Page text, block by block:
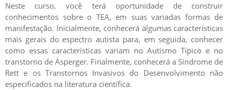
Neste curso, você terá oportunidade de construir
conhecimentos sobre o TEA, em suas variadas formas de
manifestação. Inicialmente, conhecerá algumas características
mais gerais do espectro autista para, em seguida, conhecer
como essas características variam no Autismo Típico e no
transtorno de Asperger. Finalmente, conhecerá a Síndrome de
Rett e os Transtornos Invasivos do Desenvolvimento não
especificados na literatura científica.